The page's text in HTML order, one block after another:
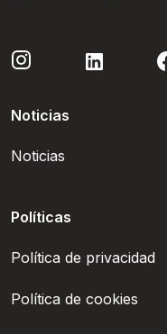
Noticias
Noticias
Políticas
Política de privacidad
Política de cookies